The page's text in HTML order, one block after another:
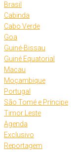
Brasil
Cabinda
Cabo Verde
Goa
Guiné-Bissau
Guiné Equatorial
Macau
Moçambique
Portugal
São Tomé e Príncipe
Timor Leste
Agenda
Exclusivo
Reportagem